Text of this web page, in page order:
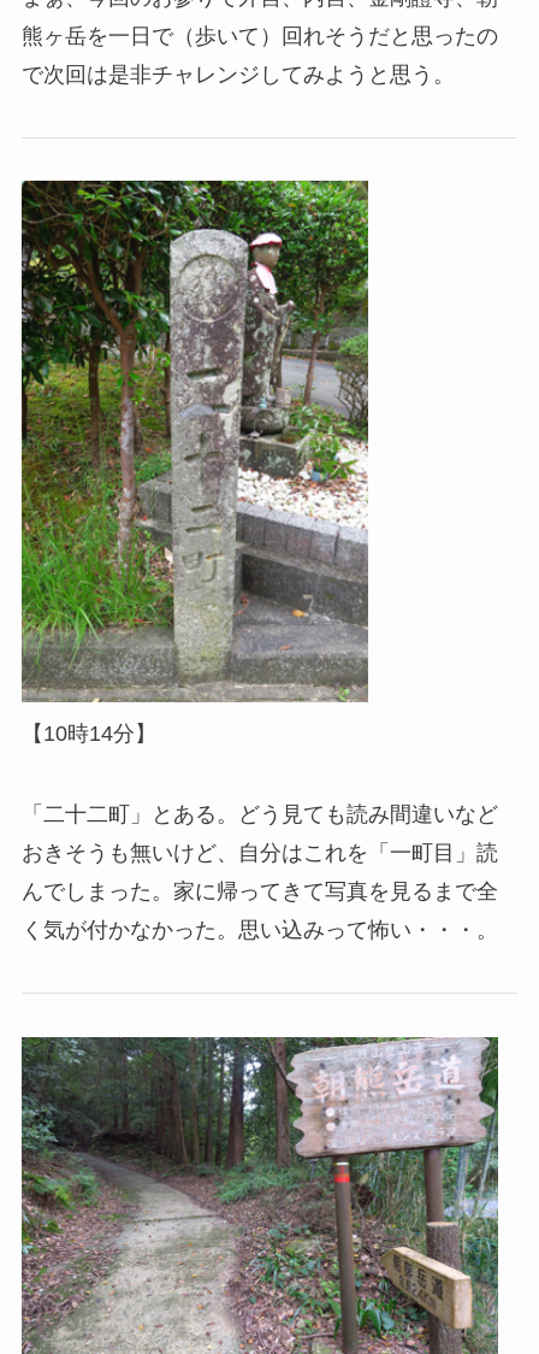
熊ヶ岳を一日で（歩いて）回れそうだと思ったの
で次回は是非チャレンジしてみようと思う。
【10時14分】
「二十二町」とある。どう見ても読み間違いなど
おきそうも無いけど、自分はこれを「一町目」読
んでしまった。家に帰ってきて写真を見るまで全
く気が付かなかった。思い込みって怖い・・・。